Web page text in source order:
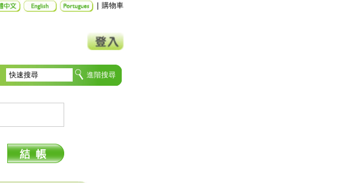
購物車
進階搜尋